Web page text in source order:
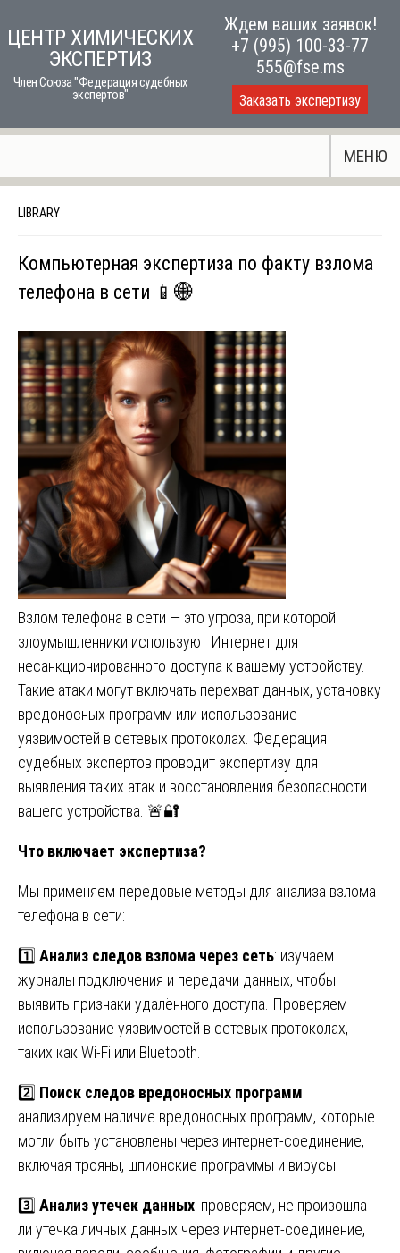
toЦЕНТР ХИМИЧЕСКИХ
ЭКСПЕРТИЗ
Член Союза "Федерация судебных
экспертов"
Ждем ваших заявок!
+7 (995) 100-33-77
555@fse.ms
Заказать экспертизу
МЕНЮ
LIBRARY
Компьютерная экспертиза по факту взлома
телефона в сети 📱🌐
Взлом телефона в сети — это угроза, при которой
злоумышленники используют Интернет для
несанкционированного доступа к вашему устройству.
Такие атаки могут включать перехват данных, установку
вредоносных программ или использование
уязвимостей в сетевых протоколах. Федерация
судебных экспертов проводит экспертизу для
выявления таких атак и восстановления безопасности
вашего устройства. 🚨🔐
Что включает экспертиза?
Мы применяем передовые методы для анализа взлома
телефона в сети:
1️⃣ Анализ следов взлома через сеть: изучаем
журналы подключения и передачи данных, чтобы
выявить признаки удалённого доступа. Проверяем
использование уязвимостей в сетевых протоколах,
таких как Wi-Fi или Bluetooth.
2️⃣ Поиск следов вредоносных программ:
анализируем наличие вредоносных программ, которые
могли быть установлены через интернет-соединение,
включая трояны, шпионские программы и вирусы.
3️⃣ Анализ утечек данных: проверяем, не произошла
ли утечка личных данных через интернет-соединение,